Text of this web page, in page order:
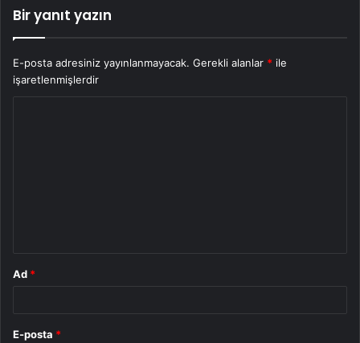
Bir yanıt yazın
E-posta adresiniz yayınlanmayacak. Gerekli alanlar * ile
işaretlenmişlerdir
Ad *
E-posta *